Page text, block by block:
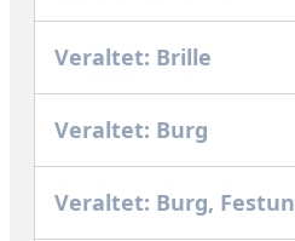
Veraltet: Brille
Veraltet: Burg
Veraltet: Burg,